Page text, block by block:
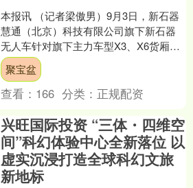
本报讯 （记者梁傲男）9月3日，新石器
慧通（北京）科技有限公司旗下新石器
无人车针对旗下主力车型X3、X6货厢
车，正式推出“零首付、零利息、48期分
期”购车方案，....
聚宝盆
查看： 166 分类： 正规配资
兴旺国际投资 “三体・四维空
间”科幻体验中心全新落位 以
虚实沉浸打造全球科幻文旅
新地标